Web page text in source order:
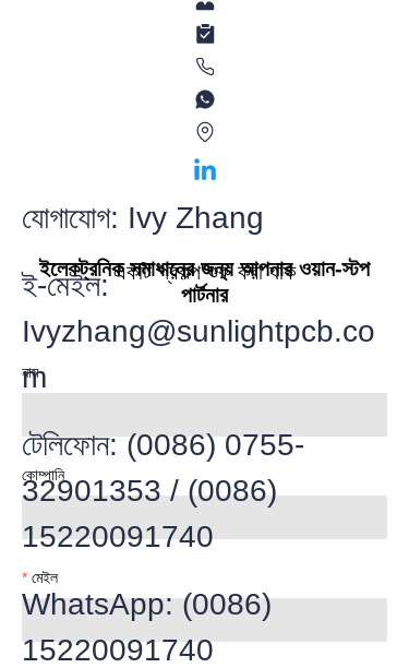
নাম
কোম্পানি
মেইল
একটি প্রকল্প শুরু করা যাক
টেলিফোন: (0086) 0755-
32901353 / (0086)
15220091740
WhatsApp: (0086)
15220091740
ই-মেইল:
Ivyzhang@sunlightpcb.co
m
যোগাযোগ: Ivy Zhang
ইলেকট্রনিক সমাধানের জন্য আপনার ওয়ান-স্টপ
পার্টনার